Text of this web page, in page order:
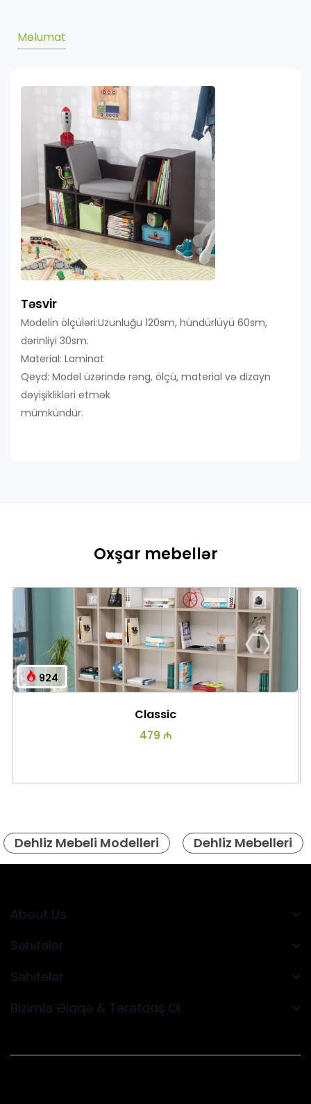
Məlumat
Təsvir
Modelin ölçüləri:Uzunluğu 120sm, hündürlüyü 60sm,
dərinliyi 30sm.
Material: Laminat
Qeyd: Model üzərində rəng, ölçü, material və dizayn
dəyişiklikləri etmək
mümkündür.
Oxşar mebellər
924
Classic
479 ₼
Dehliz Mebeli Modelleri Dehliz Mebelleri
About Us
Səhifələr
Səhifələr
Bizimlə Əlaqə & Tərəfdaş Ol